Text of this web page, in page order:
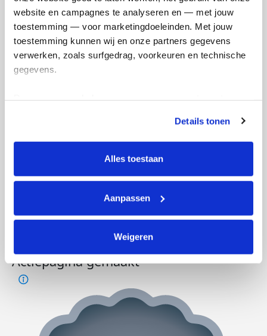
website en campagnes te analyseren en — met jouw
toestemming — voor marketingdoeleinden. Met jouw
toestemming kunnen wij en onze partners gegevens
verwerken, zoals surfgedrag, voorkeuren en technische
gegevens.
tonen. Je kunt je toestemming op elk moment wijzigen of
intrekken via Cookie instellingen onderaan de pagina. De
lijst met cookies is te vinden in het tabblad “details”.
Details tonen
Alles toestaan
Aanpassen
Weigeren
Actiepagina gemaakt